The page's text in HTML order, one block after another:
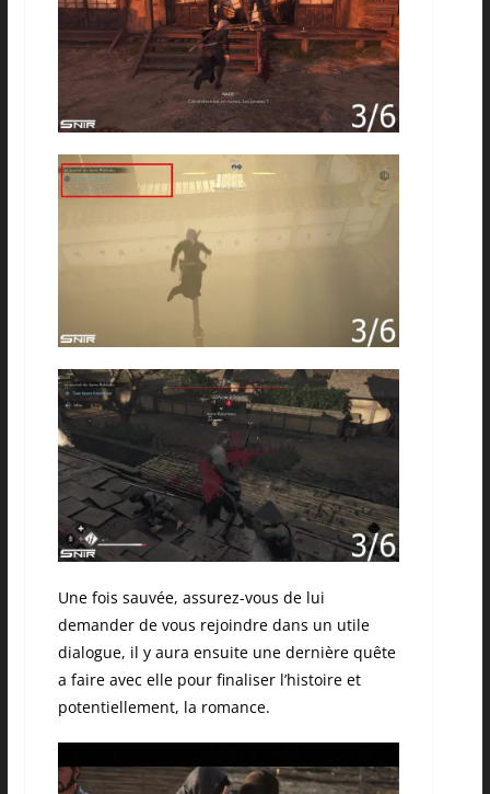
Une fois sauvée, assurez-vous de lui
demander de vous rejoindre dans un utile
dialogue, il y aura ensuite une dernière quête
a faire avec elle pour finaliser l’histoire et
potentiellement, la romance.